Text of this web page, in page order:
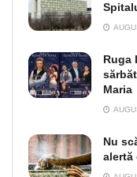
Ruga
Maria
Nu
alertă